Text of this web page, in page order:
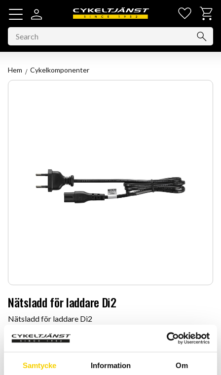
Samtycke Information Om
Menu
Basket
Hem Cykelkomponenter
Nätsladd för laddare Di2
Nätsladd för laddare Di2
199:-
Quantity